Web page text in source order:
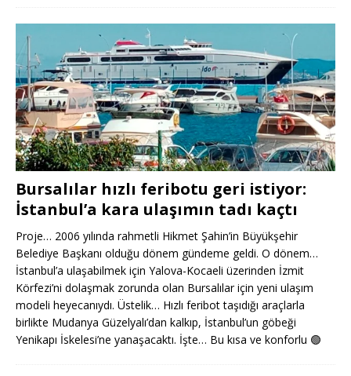
Bursalılar hızlı feribotu geri istiyor:
İstanbul’a kara ulaşımın tadı kaçtı
Proje… 2006 yılında rahmetli Hikmet Şahin’in Büyükşehir
Belediye Başkanı olduğu dönem gündeme geldi. O dönem…
İstanbul’a ulaşabilmek için Yalova-Kocaeli üzerinden İzmit
Körfezi’ni dolaşmak zorunda olan Bursalılar için yeni ulaşım
modeli heyecanıydı. Üstelik… Hızlı feribot taşıdığı araçlarla
birlikte Mudanya Güzelyalı’dan kalkıp, İstanbul’un göbeği
Yenikapı İskelesi’ne yanaşacaktı. İşte… Bu kısa ve konforlu 🟢